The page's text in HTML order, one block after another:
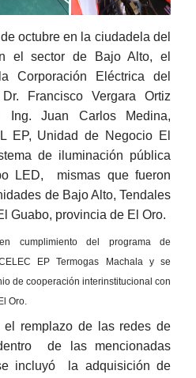
octubre en la ciudadela del
el sector de Bajo Alto, el
Corporación Eléctrica del
Francisco Vergara Ortiz
Ing. Juan Carlos Medina,
EP, Unidad de Negocio El
de iluminación pública
LED, mismas que fueron
de Bajo Alto, Tendales
Guabo, provincia de El Oro.
cumplimiento del programa de
EP Termogas Machala y se
de cooperación interinstitucional con
Oro.
el remplazo de las redes de
de las mencionadas
incluyó la adquisición de